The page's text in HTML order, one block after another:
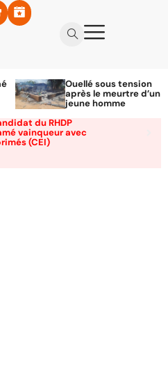
Ouellé sous tension
après le meurtre d’un
jeune homme
du RHDP
vainqueur avec
(CEI)